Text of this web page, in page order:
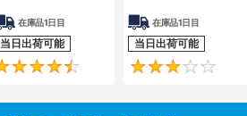
4.7
在庫品1日目
当日出荷可能
4.5
在庫品1日目
当日出荷可能